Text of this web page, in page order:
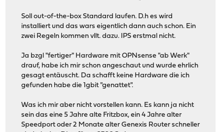
Soll out-of-the-box Standard laufen. D.h es wird
installiert und das wars eigentlich dann auch schon. Ein
zwei Regeln kommen vllt. dazu. IPS erstmal nicht.
Ja bzgl "fertiger" Hardware mit OPNsense "ab Werk"
drauf, habe ich mir schon angeschaut und wurde ehrlich
gesagt entäuscht. Da schafft keine Hardware die ich
gefunden habe die 1gbit "genattet".
Was ich mir aber nicht vorstellen kann. Es kann ja nicht
sein das eine 5 Jahre alte Fritzbox, ein 4 Jahre alter
Speedport oder 2 Monate alter Genexis Router schneller